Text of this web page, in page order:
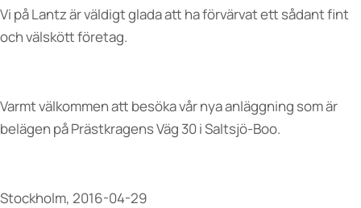
Vi på Lantz är väldigt glada att ha förvärvat ett sådant fint
och välskött företag.
Varmt välkommen att besöka vår nya anläggning som är
belägen på Prästkragens Väg 30 i Saltsjö-Boo.
Stockholm, 2016-04-29